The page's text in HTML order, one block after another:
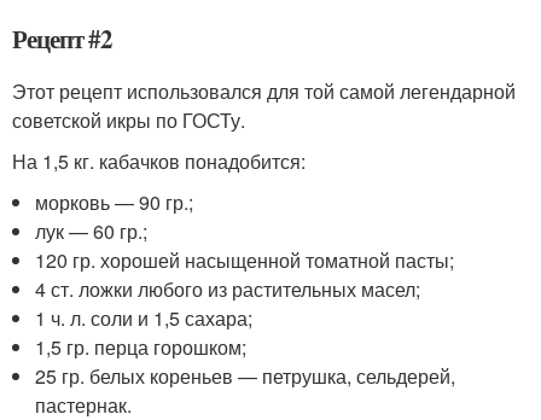
Рецепт #2
Этот рецепт использовался для той самой легендарной
советской икры по ГОСТу.
На 1,5 кг. кабачков понадобится:
морковь — 90 гр.;
лук — 60 гр.;
120 гр. хорошей насыщенной томатной пасты;
4 ст. ложки любого из растительных масел;
1 ч. л. соли и 1,5 сахара;
1,5 гр. перца горошком;
25 гр. белых кореньев — петрушка, сельдерей,
пастернак.